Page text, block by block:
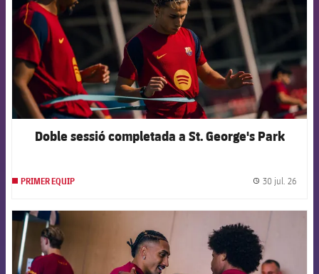
Doble sessió completada a St. George's Park
PRIMER EQUIP 30 jul. 26